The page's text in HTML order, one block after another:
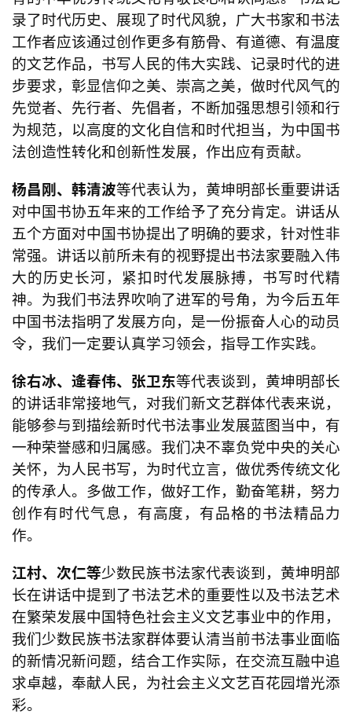
录了时代历史、展现了时代风貌，广大书家和书法
工作者应该通过创作更多有筋骨、有道德、有温度
的文艺作品，书写人民的伟大实践、记录时代的进
步要求，彰显信仰之美、崇高之美，做时代风气的
先觉者、先行者、先倡者，不断加强思想引领和行
为规范，以高度的文化自信和时代担当，为中国书
法创造性转化和创新性发展，作出应有贡献。
杨昌刚、韩清波等代表认为， 黄坤明部长重要讲话
对中国书协五年来的工作给予了充分肯定。讲话从
五个方面对中国书协提出了明确的要求，针对性非
常强。 讲话以前所未有的视野提出书法家要融入伟
大的历史长河，紧扣时代发展脉搏，书写时代精
神。为我们书法界吹响了进军的号角，为今后五年
中国书法指明了发展方向，是一份振奋人心的动员
令，我们一定要认真学习领会，指导工作实践。
徐右冰、逄春伟、张卫东等代表谈到，黄坤明部长
的讲话非常接地气，对我们新文艺群体代表来说，
能够参与到描绘新时代书法事业发展蓝图当中，有
一种荣誉感和归属感。我们决不辜负党中央的关心
关怀，为人民书写，为时代立言，做优秀传统文化
的传承人。多做工作，做好工作，勤奋笔耕，努力
创作有时代气息，有高度，有品格的书法精品力
作。
江村、次仁等少数民族书法家代表谈到，黄坤明部
长在讲话中提到了书法艺术的重要性以及书法艺术
在繁荣发展中国特色社会主义文艺事业中的作用，
我们少数民族书法家群体要认清当前书法事业面临
的新情况新问题，结合工作实际，在交流互融中追
求卓越，奉献人民，为社会主义文艺百花园增光添
彩。